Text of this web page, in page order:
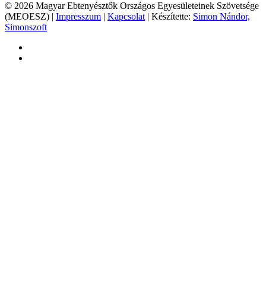
© 2026 Magyar Ebtenyésztők Országos Egyesületeinek Szövetsége
(MEOESZ) | Impresszum | Kapcsolat | Készítette: Simon Nándor,
Simonszoft